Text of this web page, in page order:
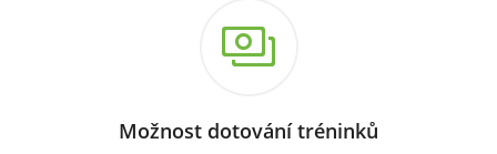
Možnost dotování tréninků